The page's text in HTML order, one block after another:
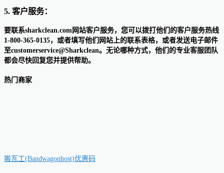
5. 客户服务：
要联系sharkclean.com网站客户服务，您可以拨打他们的客户服务热线
1-800-365-0135，或者填写他们网站上的联系表格，或者发送电子邮件
至customerservice@Sharkclean。无论哪种方式，他们的专业客服团队
都会尽快回复您并提供帮助。
热门商家
搬瓦工(Bandwagonhost)优惠码